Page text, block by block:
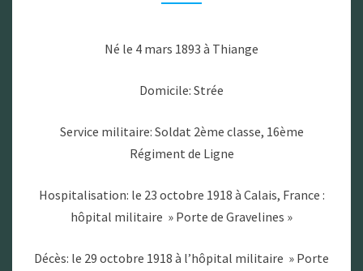
Né le 4 mars 1893 à Thiange
Domicile: Strée
Service militaire: Soldat 2ème classe, 16ème
Régiment de Ligne
Hospitalisation: le 23 octobre 1918 à Calais, France :
hôpital militaire » Porte de Gravelines »
Décès: le 29 octobre 1918 à l’hôpital militaire » Porte